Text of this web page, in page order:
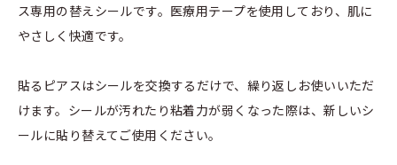
ス専用の替えシールです。医療用テープを使用しており、肌に
やさしく快適です。
貼るピアスはシールを交換するだけで、繰り返しお使いいただ
けます。シールが汚れたり粘着力が弱くなった際は、新しいシ
ールに貼り替えてご使用ください。